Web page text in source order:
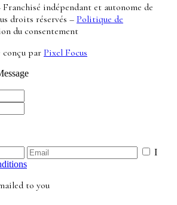
Franchisé indépendant et autonome de
droits réservés – Politique de
du consentement
conçu par Pixel Focus
I
to you